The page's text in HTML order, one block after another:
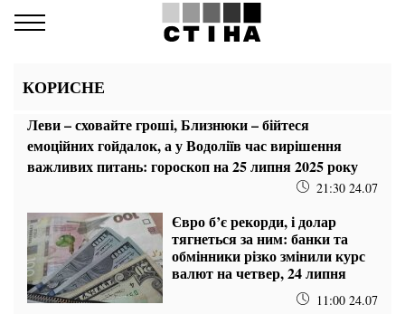
КОРИСНЕ
Леви – сховайте гроші, Близнюки – бійтеся
емоційних гойдалок, а у Водоліїв час вирішення
важливих питань: гороскоп на 25 липня 2025 року
21:30 24.07
Євро б’є рекорди, і долар
тягнеться за ним: банки та
обмінники різко змінили курс
валют на четвер, 24 липня
11:00 24.07